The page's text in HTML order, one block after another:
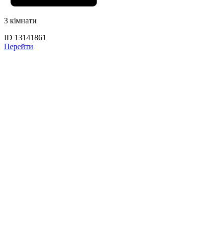
3 кімнати
ID 13141861
Перейти